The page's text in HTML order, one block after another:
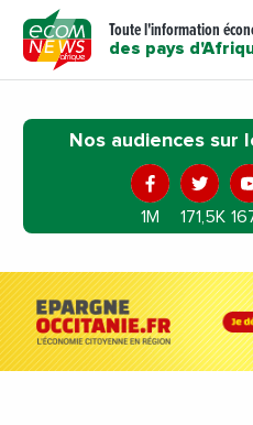
Toute l'information
des pays
Nos audiences sur
1M 171,5K